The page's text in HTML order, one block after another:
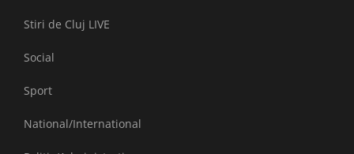
Stiri de Cluj LIVE
Social
Sport
National/International